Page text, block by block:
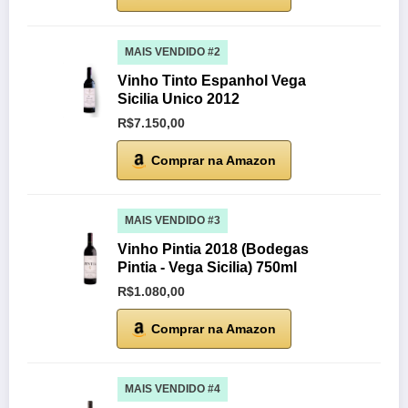
MAIS VENDIDO #2
Vinho Tinto Espanhol Vega
Sicilia Unico 2012
R$7.150,00
Comprar na Amazon
MAIS VENDIDO #3
Vinho Pintia 2018 (Bodegas
Pintia - Vega Sicilia) 750ml
R$1.080,00
Comprar na Amazon
MAIS VENDIDO #4